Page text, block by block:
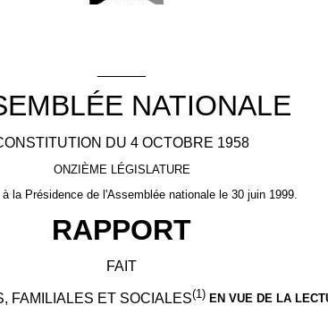
NATIONALE
DU 4 OCTOBRE 1958
ONZIÈME LÉGISLATURE
à la Présidence de l'Assemblée nationale le 30 juin 1999.
RAPPORT
FAIT
FAMILIALES ET SOCIALES(1) EN VUE DE LA